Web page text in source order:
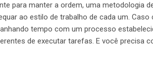
para manter a ordem, uma metodologia
ao estilo de trabalho de cada um.
tempo com um processo
de executar tarefas. E você precisa